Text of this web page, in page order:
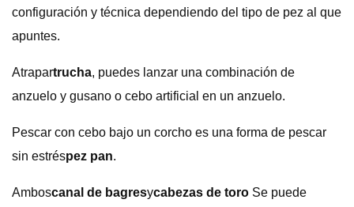
configuración y técnica dependiendo del tipo de pez al que
apuntes.
Atrapartrucha, puedes lanzar una combinación de
anzuelo y gusano o cebo artificial en un anzuelo.
Pescar con cebo bajo un corcho es una forma de pescar
sin estréspez pan.
Amboscanal de bagresycabezas de toro Se puede